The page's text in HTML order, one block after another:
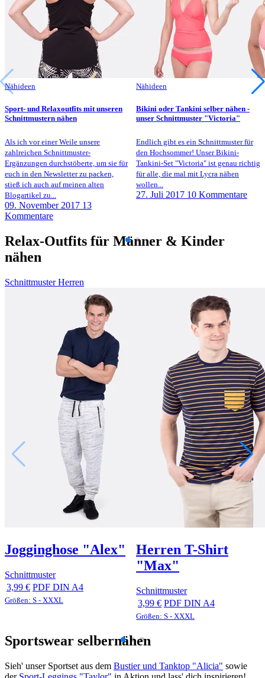
Nähideen
Sport- und Relaxoutfits mit unseren
Schnittmustern nähen
Als ich vor einer Weile unsere
zahlreichen Schnittmuster-
Ergänzungen durchstöberte, um sie für
euch in den Newsletter zu packen,
stieß ich auch auf meinen alten
Blogartikel zu...
09. November 2017 13
Kommentare
Nähideen
Bikini oder Tankini selber nähen -
unser Schnittmuster "Victoria"
Endlich gibt es ein Schnittmuster für
den Hochsommer! Unser Bikini-
Tankini-Set "Victoria" ist genau richtig
für alle, die mal mit Lycra nähen
wollen...
27. Juli 2017 10 Kommentare
Relax-Outfits für Männer & Kinder
nähen
Schnittmuster Herren
Jogginghose "Alex"
Schnittmuster
3,99 € PDF DIN A4
Größen: S - XXXL
Herren T-Shirt
"Max"
Schnittmuster
3,99 € PDF DIN A4
Größen: S - XXXL
Sportswear selbernähen
Sieh' unser Sportset aus dem Bustier und Tanktop "Alicia" sowie